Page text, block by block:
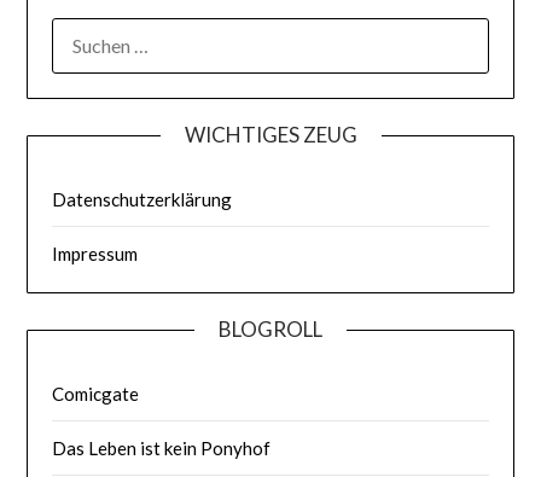
WICHTIGES ZEUG
Datenschutzerklärung
Impressum
BLOGROLL
Comicgate
Das Leben ist kein Ponyhof